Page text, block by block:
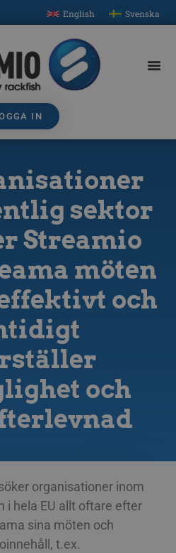
English Svenska
IN
sektor
Streamio
möten
och
och
organisationer inom
i hela EU allt oftare efter
sina möten och
t.ex.